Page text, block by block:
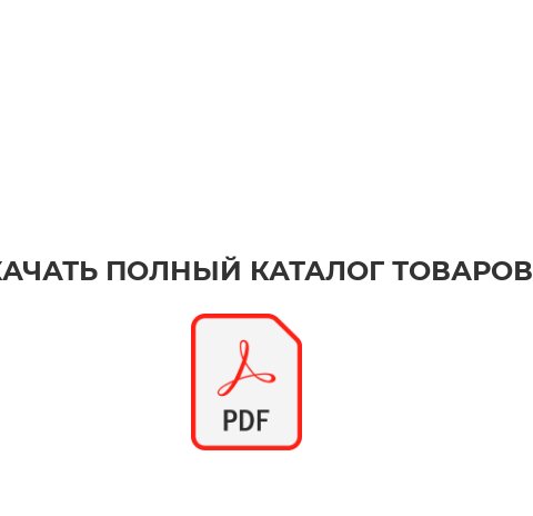
ПОЛНЫЙ КАТАЛОГ ТОВАРОВ